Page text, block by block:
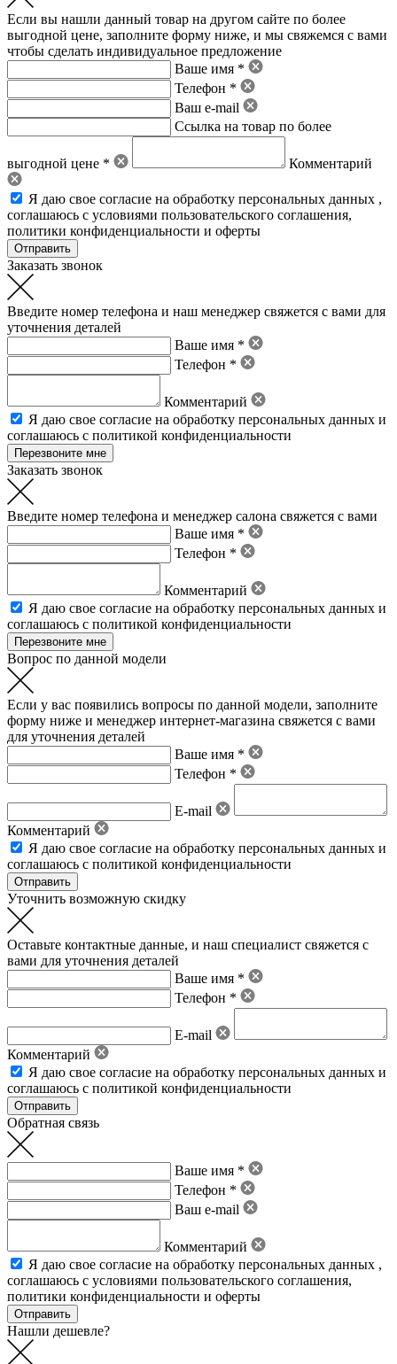
Если вы нашли данный товар на другом сайте по более
выгодной цене, заполните форму ниже, и мы свяжемся с вами
чтобы сделать индивидуальное предложение
Ваше имя *
Телефон *
Ваш e-mail
Ссылка на товар по более
выгодной цене * Комментарий
Я даю свое согласие на обработку персональных данных ,
соглашаюсь с условиями пользовательского соглашения,
политики конфиденциальности и оферты
Заказать звонок
Введите номер телефона и наш менеджер свяжется с вами для
уточнения деталей
Ваше имя *
Телефон *
Комментарий
Я даю свое согласие на обработку персональных данных и
соглашаюсь с политикой конфиденциальности
Заказать звонок
Введите номер телефона и менеджер салона свяжется с вами
Ваше имя *
Телефон *
Комментарий
Я даю свое согласие на обработку персональных данных и
соглашаюсь с политикой конфиденциальности
Вопрос по данной модели
Если у вас появились вопросы по данной модели, заполните
форму ниже и менеджер интернет-магазина свяжется с вами
для уточнения деталей
Ваше имя *
Телефон *
E-mail
Комментарий
Я даю свое согласие на обработку персональных данных и
соглашаюсь с политикой конфиденциальности
Уточнить возможную скидку
Оставьте контактные данные, и наш специалист свяжется с
вами для уточнения деталей
Ваше имя *
Телефон *
E-mail
Комментарий
Я даю свое согласие на обработку персональных данных и
соглашаюсь с политикой конфиденциальности
Обратная связь
Ваше имя *
Телефон *
Ваш e-mail
Комментарий
Я даю свое согласие на обработку персональных данных ,
соглашаюсь с условиями пользовательского соглашения,
политики конфиденциальности и оферты
Нашли дешевле?